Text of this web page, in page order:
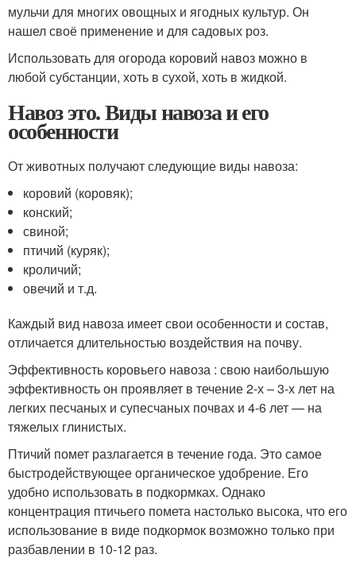
мульчи для многих овощных и ягодных культур. Он
нашел своё применение и для садовых роз.
Использовать для огорода коровий навоз можно в
любой субстанции, хоть в сухой, хоть в жидкой.
Навоз это. Виды навоза и его
особенности
От животных получают следующие виды навоза:
коровий (коровяк);
конский;
свиной;
птичий (куряк);
кроличий;
овечий и т.д.
Каждый вид навоза имеет свои особенности и состав,
отличается длительностью воздействия на почву.
Эффективность коровьего навоза : свою наибольшую
эффективность он проявляет в течение 2-х – 3-х лет на
легких песчаных и супесчаных почвах и 4-6 лет — на
тяжелых глинистых.
Птичий помет разлагается в течение года. Это самое
быстродействующее органическое удобрение. Его
удобно использовать в подкормках. Однако
концентрация птичьего помета настолько высока, что его
использование в виде подкормок возможно только при
разбавлении в 10-12 раз.